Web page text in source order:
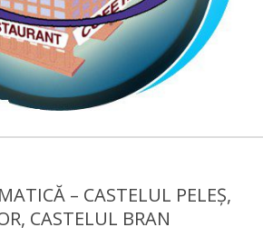
– CASTELUL PELEȘ,
CASTELUL BRAN